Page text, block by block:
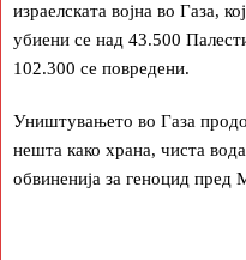
израелската војна во Газа,
убиени се над 43.500
102.300 се повредени.
Уништувањето во Газа
нешта како храна, чиста
обвиненија за геноцид пред